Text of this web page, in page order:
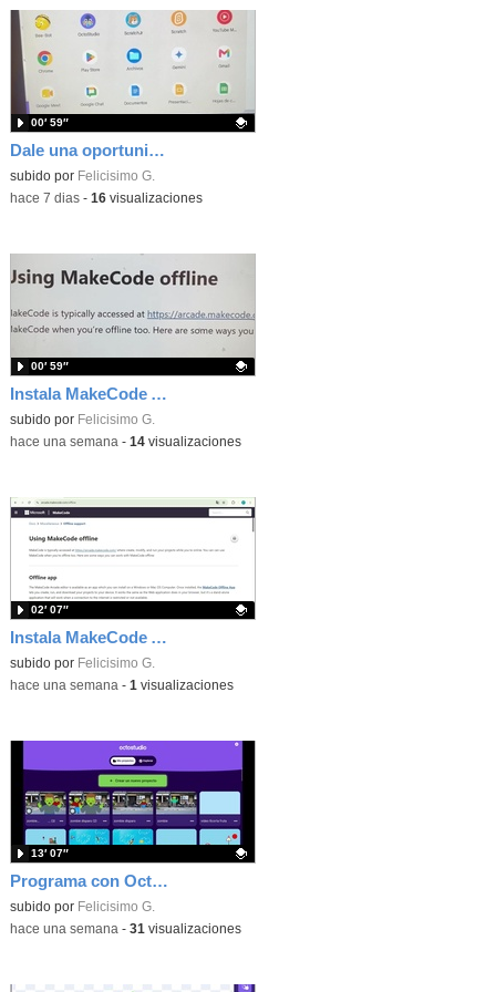
Dale una oportunidad a los Chromebooks y utiliza un proyector para realizar talleres si no tienes pantallas táctiles
Contenido educativo.
subido por Felicisimo G.
00′ 59″
-hace 7 dias- 16visualizaciones
Instala MakeCode Arcade para trabajar offline en tu tablet, ordenador, Chromebook
Contenido educativo.
subido por Felicisimo G.
00′ 59″
-hace una semana - 14visualizaciones
Instala MakeCode Arcade offline para programar grandes juegos sin necesidad de Internet
Contenido educativo.
subido por Felicisimo G.
02′ 07″
-hace una semana - 1 visualizaciones
Programa con OctoStudio, un juego de disparos contra Zombies con un cargador basado en el House of the dead
Contenido educativo.
subido por Felicisimo G.
13′ 07″
-hace una semana - 31 visualizaciones